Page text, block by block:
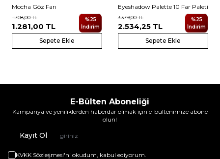
Mocha Göz Farı
1.708,00TL
1.281,00 TL
%25
İndirim
Sepete Ekle
Eyeshadow Palette 10 Far Paleti
3.379,00TL
2.534,25 TL
%25
İndirim
Sepete Ekle
E-Bülten Aboneliği
Kampanya ve yeniliklerden haberdar olmak için e-bültenimize abone
olun!
Kayıt Ol
KVKK Sözleşmesi'ni okudum, kabul ediyorum.